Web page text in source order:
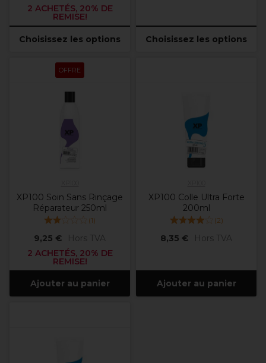
2 ACHETÉS, 20% DE
REMISE!
Choisissez les options Choisissez les options
OFFRE
XP100 Soin Sans Rinçage
Réparateur 250ml
(1)
9,25 €
Hors TVA
2 ACHETÉS, 20% DE
REMISE!
Ajouter au panier
XP100 Colle Ultra Forte
200ml
(2)
8,35 € Hors TVA
Ajouter au panier